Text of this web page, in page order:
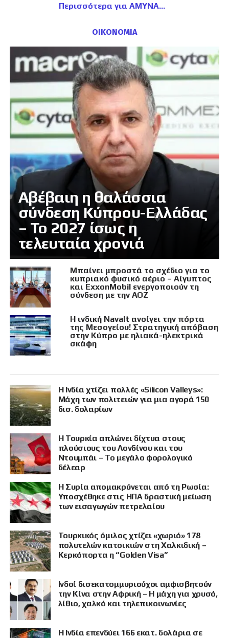
Περισσότερα για ΑΜΥΝΑ
ΟΙΚΟΝΟΜΙΑ
Αβέβαιη η θαλάσσια
σύνδεση Κύπρου-Ελλάδας
– Το 2027 ίσως η
τελευταία χρονιά
Μπαίνει μπροστά το σχέδιο για το
κυπριακό φυσικό αέριο – Αίγυπτος
και ExxonMobil ενεργοποιούν τη
σύνδεση με την ΑΟΖ
Η ινδική Navalt ανοίγει την πόρτα
της Μεσογείου! Στρατηγική απόβαση
στην Κύπρο με ηλιακά-ηλεκτρικά
σκάφη
Η Ινδία χτίζει πολλές «Silicon Valleys»:
Μάχη των πολιτειών για μια αγορά 150
δισ. δολαρίων
Η Τουρκία απλώνει δίχτυα στους
πλούσιους του Λονδίνου και του
Ντουμπάι – Το μεγάλο φορολογικό
δέλεαρ
Η Συρία απομακρύνεται από τη Ρωσία:
Υποσχέθηκε στις ΗΠΑ δραστική μείωση
των εισαγωγών πετρελαίου
Τουρκικός όμιλος χτίζει «χωριό» 178
πολυτελών κατοικιών στη Χαλκιδική –
Κερκόπορτα η “Golden Visa”
Ινδοί δισεκατομμυριούχοι αμφισβητούν
την Κίνα στην Αφρική – Η μάχη για χρυσό,
λίθιο, χαλκό και τηλεπικοινωνίες
Η Ινδία επενδύει 166 εκατ. δολάρια σε